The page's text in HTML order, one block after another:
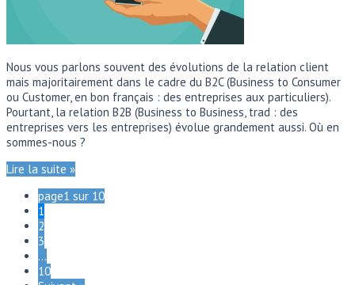
Nous vous parlons souvent des évolutions de la relation client
mais majoritairement dans le cadre du B2C (Business to Consumer
ou Customer, en bon français : des entreprises aux particuliers).
Pourtant, la relation B2B (Business to Business, trad : des
entreprises vers les entreprises) évolue grandement aussi. Où en
sommes-nous ?
Lire la suite »
page1 sur 10
1
2
3
…
10